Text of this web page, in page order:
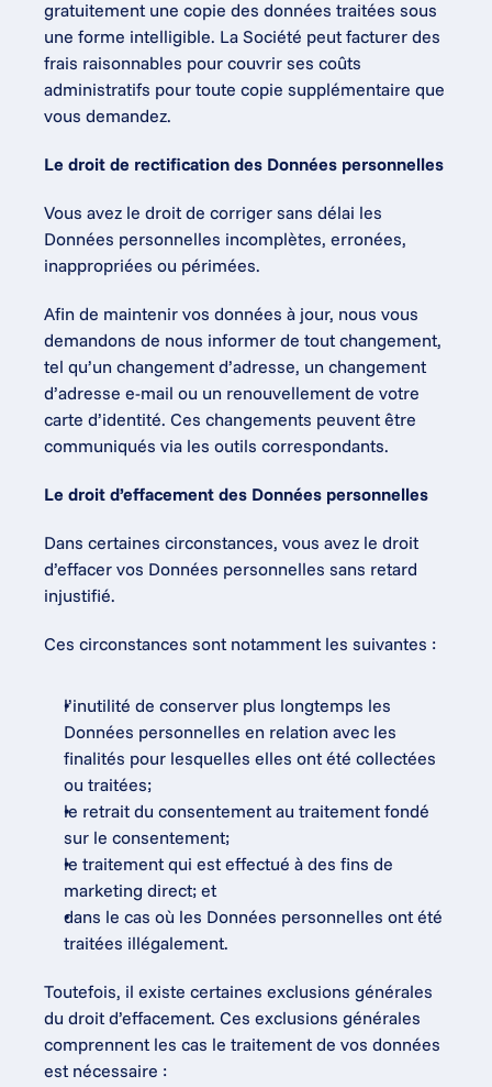
gratuitement une copie des données traitées sous
une forme intelligible. La Société peut facturer des
frais raisonnables pour couvrir ses coûts
administratifs pour toute copie supplémentaire que
vous demandez.
Le droit de rectification des Données personnelles
Vous avez le droit de corriger sans délai les
Données personnelles incomplètes, erronées,
inappropriées ou périmées.
Afin de maintenir vos données à jour, nous vous
demandons de nous informer de tout changement,
tel qu’un changement d’adresse, un changement
d’adresse e-mail ou un renouvellement de votre
carte d’identité. Ces changements peuvent être
communiqués via les outils correspondants.
Le droit d’effacement des Données personnelles
Dans certaines circonstances, vous avez le droit
d’effacer vos Données personnelles sans retard
injustifié.
Ces circonstances sont notamment les suivantes :
l’inutilité de conserver plus longtemps les
Données personnelles en relation avec les
finalités pour lesquelles elles ont été collectées
ou traitées;
le retrait du consentement au traitement fondé
sur le consentement;
le traitement qui est effectué à des fins de
marketing direct; et
dans le cas où les Données personnelles ont été
traitées illégalement.
Toutefois, il existe certaines exclusions générales
du droit d’effacement. Ces exclusions générales
comprennent les cas le traitement de vos données
est nécessaire :